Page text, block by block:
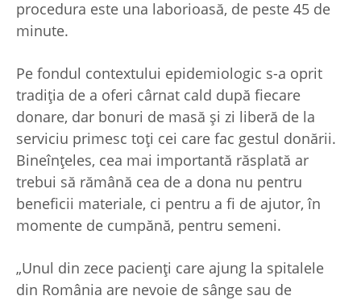
procedura este una laborioasă, de peste 45 de
minute.
Pe fondul contextului epidemiologic s-a oprit
tradiția de a oferi cârnat cald după fiecare
donare, dar bonuri de masă și zi liberă de la
serviciu primesc toți cei care fac gestul donării.
Bineînțeles, cea mai importantă răsplată ar
trebui să rămână cea de a dona nu pentru
beneficii materiale, ci pentru a fi de ajutor, în
momente de cumpănă, pentru semeni.
„Unul din zece pacienți care ajung la spitalele
din România are nevoie de sânge sau de